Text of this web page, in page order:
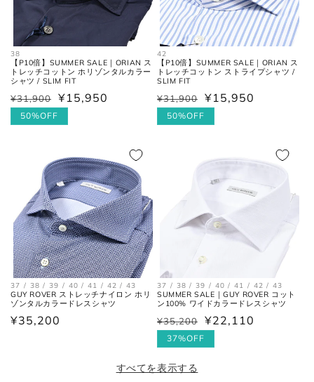
38
【P10倍】SUMMER SALE｜ORIAN ス
トレッチコットン ホリゾンタルカラー
シャツ / SLIM FIT
通
常
¥31,900
セ
ー
¥15,950
50%OFF
42
【P10倍】SUMMER SALE｜ORIAN ス
トレッチコットン ストライプシャツ /
SLIM FIT
通
常
¥31,900
セ
ー
¥15,950
50%OFF
37 / 38 / 39 / 40 / 41 / 42 / 43
GUY ROVER ストレッチナイロン ホリ
ゾンタルカラードレスシャツ
通
¥35,200
37 / 38 / 39 / 40 / 41 / 42 / 43
SUMMER SALE｜GUY ROVER コット
ン100% ワイドカラードレスシャツ
通
常
格
¥35,200
セ
ー
価
¥22,110
37%OFF
すべてを表示する